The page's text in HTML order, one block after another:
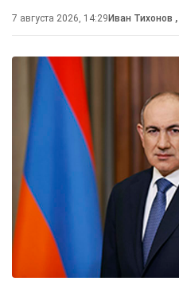
7 августа 2026, 14:29Иван Тихонов ,